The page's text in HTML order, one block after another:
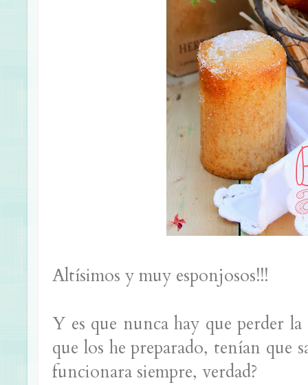
Altísimos y muy esponjosos!!!
Y es que nunca hay que perder
que los he preparado, tenían que
funcionara siempre, verdad?